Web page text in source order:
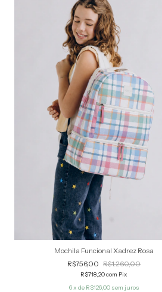
Mochila Funcional Xadrez Rosa
R$756,00 R$1.260,00
R$718,20com Pix
6x de R$126,00 sem juros